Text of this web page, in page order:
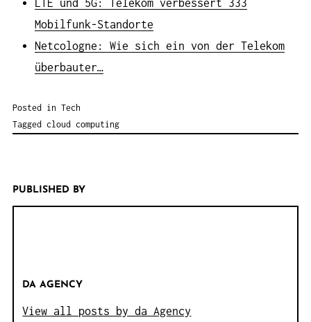
LTE und 5G: Telekom verbessert 333
Mobilfunk-Standorte
Netcologne: Wie sich ein von der Telekom
überbauter…
Posted in Tech
Tagged cloud computing
PUBLISHED BY
DA AGENCY
View all posts by da Agency